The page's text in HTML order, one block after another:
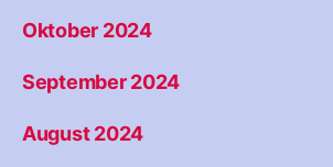
Oktober 2024
September 2024
August 2024